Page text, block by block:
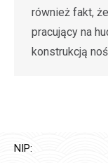
również fakt,
pracujący na
konstrukcją
NIP: